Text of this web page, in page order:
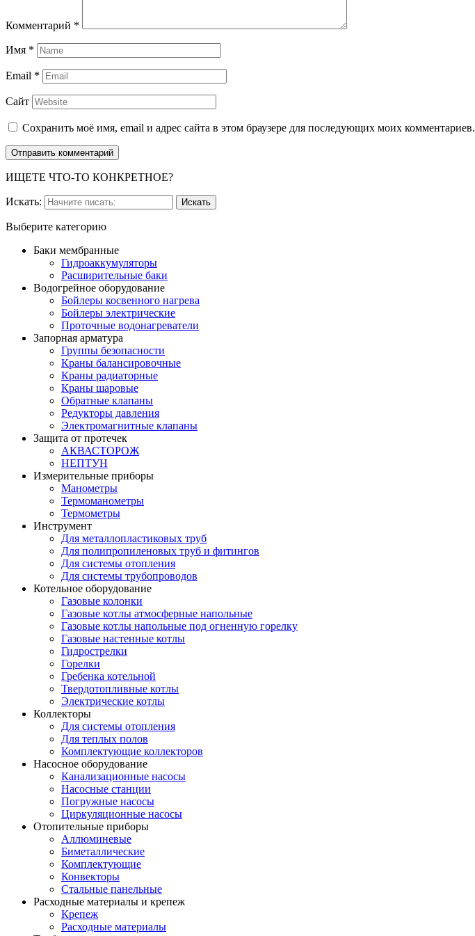
Комментарий *
Имя *
Email *
Сайт
Сохранить моё имя, email и адрес сайта в этом браузере для последующих моих комментариев.
ИЩЕТЕ ЧТО-ТО КОНКРЕТНОЕ?
Искать:
Выберите категорию
Баки мембранные
Гидроаккумуляторы
Расширительные баки
Водогрейное оборудование
Бойлеры косвенного нагрева
Бойлеры электрические
Проточные водонагреватели
Запорная арматура
Группы безопасности
Краны балансировочные
Краны радиаторные
Краны шаровые
Обратные клапаны
Редукторы давления
Электромагнитные клапаны
Защита от протечек
АКВАСТОРОЖ
НЕПТУН
Измерительные приборы
Манометры
Термоманометры
Термометры
Инструмент
Для металлопластиковых труб
Для полипропиленовых труб и фитингов
Для системы отопления
Для системы трубопроводов
Котельное оборудование
Газовые колонки
Газовые котлы атмосферные напольные
Газовые котлы напольные под огненную горелку
Газовые настенные котлы
Гидрострелки
Горелки
Гребенка котельной
Твердотопливные котлы
Электрические котлы
Коллекторы
Для системы отопления
Для теплых полов
Комплектующие коллекторов
Насосное оборудование
Канализационные насосы
Насосные станции
Погружные насосы
Циркуляционные насосы
Отопительные приборы
Аллюминевые
Биметаллические
Комплектующие
Конвекторы
Стальные панельные
Расходные материалы и крепеж
Крепеж
Расходные материалы